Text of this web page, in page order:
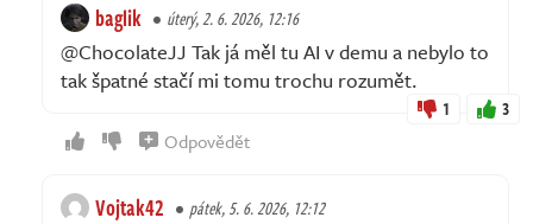
baglik úterý, 2. 6. 2026, 12:16
@ChocolateJJ Tak já měl tu AI v demu a nebylo to
tak špatné stačí mi tomu trochu rozumět.
1 3
Odpovědět
Vojtak42 pátek, 5. 6. 2026, 12:12